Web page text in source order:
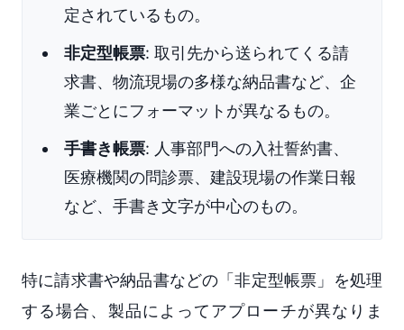
定されているもの。
非定型帳票: 取引先から送られてくる請
求書、物流現場の多様な納品書など、企
業ごとにフォーマットが異なるもの。
手書き帳票: 人事部門への入社誓約書、
医療機関の問診票、建設現場の作業日報
など、手書き文字が中心のもの。
特に請求書や納品書などの「非定型帳票」を処理
する場合、製品によってアプローチが異なりま